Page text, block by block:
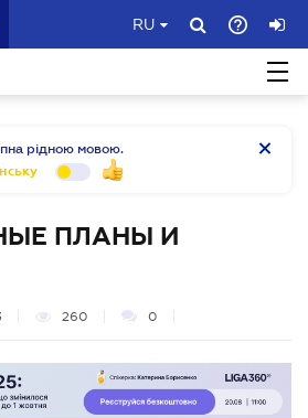
RU
рідною мовою.
ПЛАНЫ И
260 0